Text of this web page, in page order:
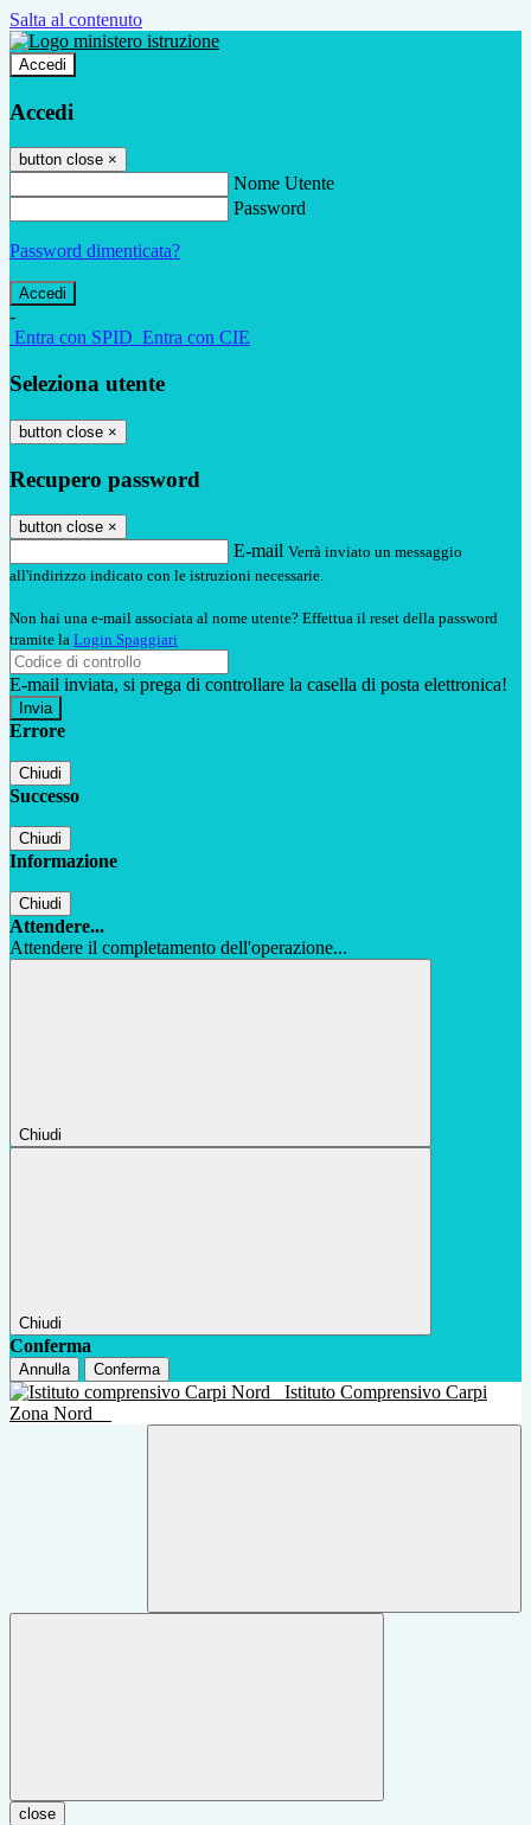
Salta al contenuto
Accedi
Accedi
button close ×
Nome Utente
Password
Password dimenticata?
-
Entra con SPID Entra con CIE
Seleziona utente
button close ×
Recupero password
button close ×
E-mail Verrà inviato un messaggio
all'indirizzo indicato con le istruzioni necessarie.
Non hai una e-mail associata al nome utente? Effettua il reset della password
tramite la Login Spaggiari
E-mail inviata, si prega di controllare la casella di posta elettronica!
Errore
Chiudi
Successo
Chiudi
Informazione
Chiudi
Attendere...
Attendere il completamento dell'operazione...
Chiudi
Chiudi
Conferma
Annulla Conferma
Istituto Comprensivo Carpi
Zona Nord
close